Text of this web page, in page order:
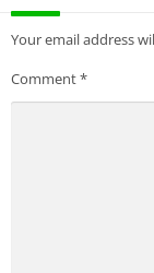
Your email address
Comment*